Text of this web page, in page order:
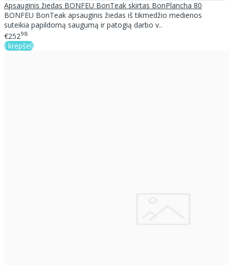
Apsauginis žiedas BONFEU BonTeak skirtas BonPlancha 80
BONFEU BonTeak apsauginis žiedas iš tikmedžio medienos
suteikia papildomą saugumą ir patogią darbo v..
€25298
Į krepšelį